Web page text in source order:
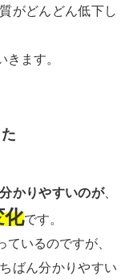
がどんどん低下し
ます。
かりやすいのが、
化です。
いるのですが、
ばん分かりやすい